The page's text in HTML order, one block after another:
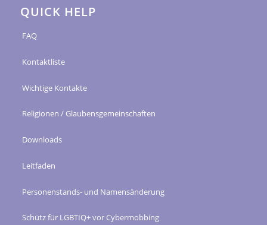
QUICK HELP
FAQ
Kontaktliste
Wichtige Kontakte
Religionen / Glaubensgemeinschaften
Downloads
Leitfaden
Personenstands- und Namensänderung
Schütz für LGBTIQ+ vor Cybermobbing